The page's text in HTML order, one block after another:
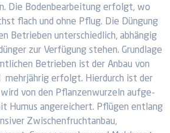
Die Bodenbearbeitung erfolgt, wo
flach und ohne Pflug. Die Düngung
Betrieben unterschiedlich, abhängig
zur Verfügung stehen. Grundlage
Betrieben ist der Anbau von
mehrjährig erfolgt. Hierdurch ist der
von den Pflanzenwurzeln aufge-
Humus angereichert. Pflügen entlang
Zwischenfruchtanbau,